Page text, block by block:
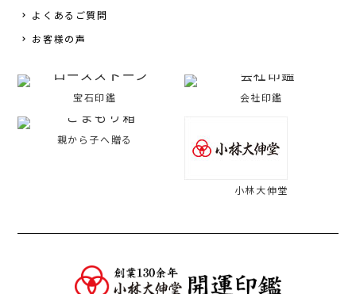
よくあるご質問
お客様の声
宝石印鑑 会社印鑑
親から子へ贈る
小林大伸堂